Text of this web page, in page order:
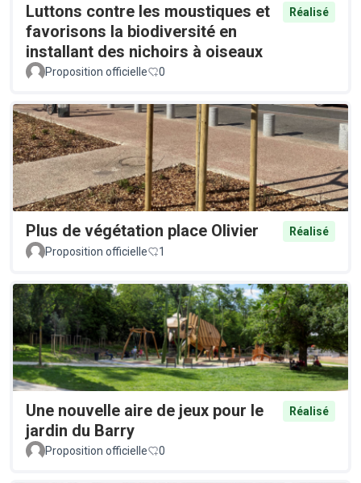
Luttons contre les moustiques et
favorisons la biodiversité en
installant des nichoirs à oiseaux
Réalisé
Proposition officielle 0
Plus de végétation place Olivier
Réalisé
Proposition officielle
1
Une nouvelle aire de jeux pour le
jardin du Barry
Réalisé
Proposition officielle 0